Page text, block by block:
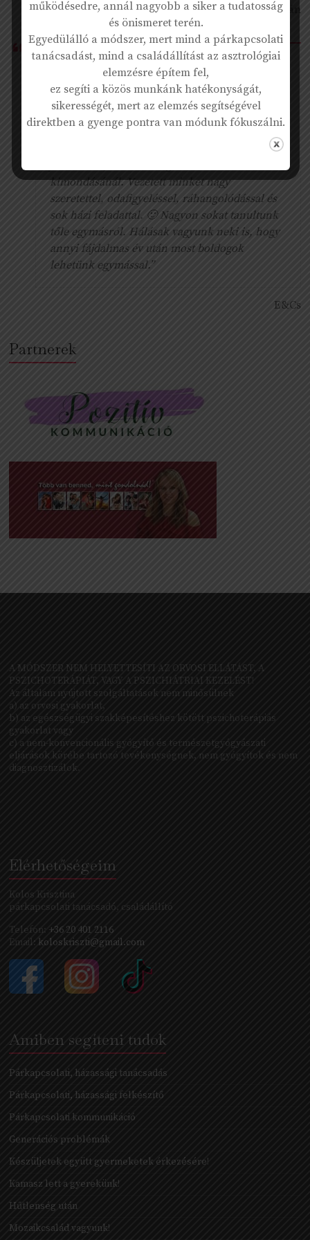
K. Zoltán
“A legjobb pillanatban találkoztunk Krisztivel.
Amikor már belefáradtunk a sok éves,
fájdalmas küzdelembe, és eszköztelenül, de
még nem teljesen feladva álltunk. Kriszti
nyugodt kedvességével bábáskodott meg nem
kimondásánál. Vezetett minket nagy
szeretettel, odafigyeléssel, ráhangolódással és
sok házi feladattal. 🙂 Nagyon sokat tanultunk
tőle egymásról. Hálásak vagyunk neki is, hogy
annyi fájdalmas év után most boldogok
lehetünk egymással.”
E&Cs
Partnerek
A MÓDSZER NEM HELYETTESÍTI AZ ORVOSI ELLÁTÁST, A
PSZICHOTERÁPIÁT, VAGY A PSZICHIÁTRIAI KEZELÉST!
Az általam nyújtott szolgáltatások nem minősülnek
a) az orvosi gyakorlat,
b) az egészségügyi szakképesítéshez kötött pszichoterápiás
gyakorlat vagy
c) a nem-konvencionális gyógyító és természetgyógyászati
eljárások körébe tartozó tevékenységnek, nem gyógyítok és nem
diagnosztizálok.
Elérhetőségeim
Kolos Krisztina
párkapcsolati tanácsadó, családállító
Telefon: +36 20 401 2116
Email: koloskriszti@gmail.com
Amiben segíteni tudok
Párkapcsolati, házassági tanácsadás
Párkapcsolati, házassági felkészítő
Párkapcsolati kommunikáció
Generációs problémák
Készüljetek együtt gyermeketek érkezésére!
Kamasz lett a gyerekünk!
Hűtlenség után
Mozaikcsalád vagyunk!
működésedre, annál nagyobb a siker a tudatosság
és önismeret terén.
Egyedülálló a módszer, mert mind a párkapcsolati
tanácsadást, mind a családállítást az asztrológiai
elemzésre építem fel,
ez segíti a közös munkánk hatékonyságát,
sikerességét, mert az elemzés segítségével
direktben a gyenge pontra van módunk fókuszálni.